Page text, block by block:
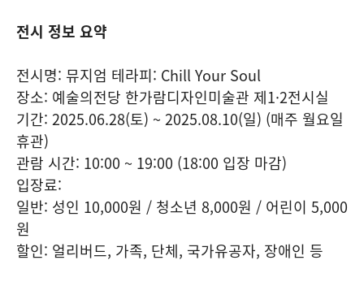
전시 정보 요약
전시명: 뮤지엄 테라피: Chill Your Soul
장소: 예술의전당 한가람디자인미술관 제1·2전시실
기간: 2025.06.28(토) ~ 2025.08.10(일) (매주 월요일
휴관)
관람 시간: 10:00 ~ 19:00 (18:00 입장 마감)
입장료:
일반: 성인 10,000원 / 청소년 8,000원 / 어린이 5,000
원
할인: 얼리버드, 가족, 단체, 국가유공자, 장애인 등